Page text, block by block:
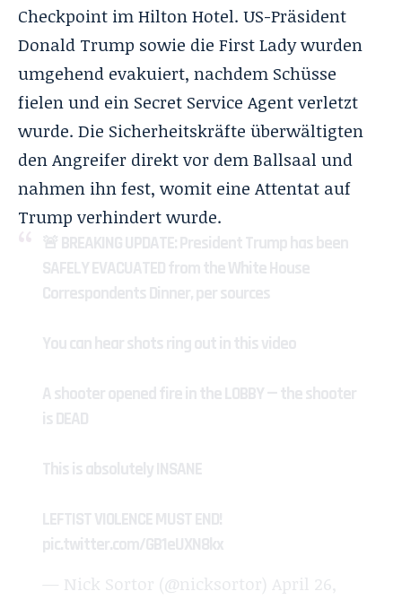
Checkpoint im Hilton Hotel. US-Präsident
Donald Trump sowie die First Lady wurden
umgehend evakuiert, nachdem Schüsse
fielen und ein Secret Service Agent verletzt
wurde. Die Sicherheitskräfte überwältigten
den Angreifer direkt vor dem Ballsaal und
nahmen ihn fest, womit eine Attentat auf
Trump verhindert wurde.
🚨 BREAKING UPDATE: President Trump has been
SAFELY EVACUATED from the White House
Correspondents Dinner, per sources
You can hear shots ring out in this video
A shooter opened fire in the LOBBY — the shooter
is DEAD
This is absolutely INSANE
LEFTIST VIOLENCE MUST END!
pic.twitter.com/GB1eUXN8kx
— Nick Sortor (@nicksortor) April 26,